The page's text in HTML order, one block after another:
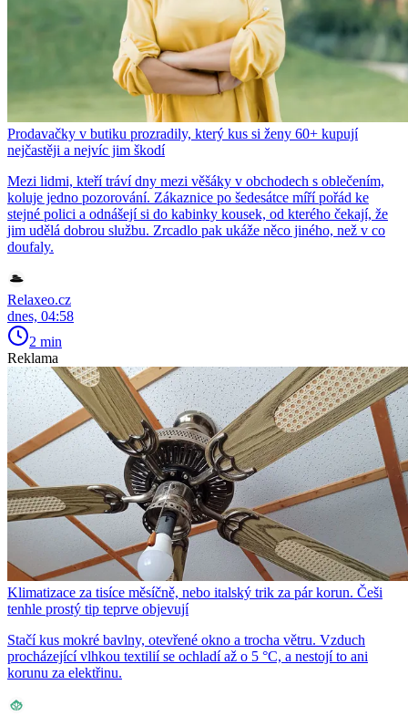
Prodavačky v butiku prozradily, který kus si ženy 60+ kupují
nejčastěji a nejvíc jim škodí
Mezi lidmi, kteří tráví dny mezi věšáky v obchodech s oblečením,
koluje jedno pozorování. Zákaznice po šedesátce míří pořád ke
stejné polici a odnášejí si do kabinky kousek, od kterého čekají, že
jim udělá dobrou službu. Zrcadlo pak ukáže něco jiného, než v co
doufaly.
Relaxeo.cz
dnes, 04:58
2 min
Reklama
Klimatizace za tisíce měsíčně, nebo italský trik za pár korun. Češi
tenhle prostý tip teprve objevují
Stačí kus mokré bavlny, otevřené okno a trocha větru. Vzduch
procházející vlhkou textilií se ochladí až o 5 °C, a nestojí to ani
korunu za elektřinu.